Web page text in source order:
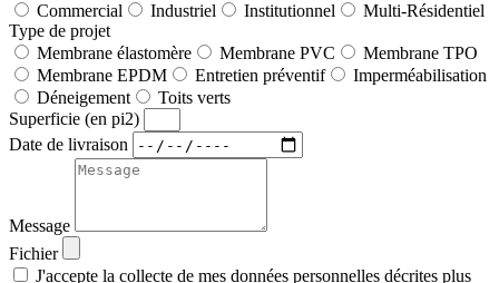
Commercial
Industriel Institutionnel
Multi-Résidentiel
Type de projet
Membrane élastomère
Membrane PVC
Membrane TPO
Membrane EPDM
Entretien préventif
Imperméabilisation
Déneigement
Toits verts
Superficie (en pi2)
Date de livraison
Message
Fichier
J'accepte la collecte de mes données personnelles décrites plus